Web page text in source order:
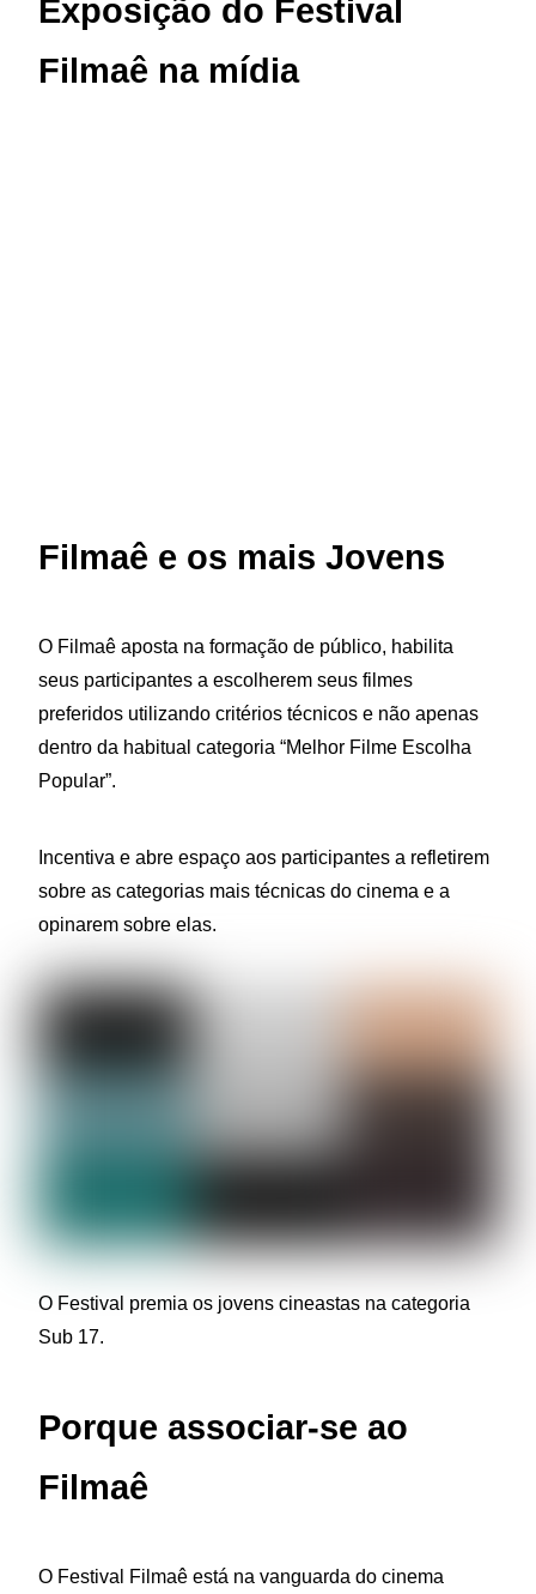
Exposição do Festival
Filmaê na mídia
Filmaê e os mais Jovens
O Filmaê aposta na formação de público, habilita
seus participantes a escolherem seus filmes
preferidos utilizando critérios técnicos e não apenas
dentro da habitual categoria “Melhor Filme Escolha
Popular”.
Incentiva e abre espaço aos participantes a refletirem
sobre as categorias mais técnicas do cinema e a
opinarem sobre elas.
O Festival premia os jovens cineastas na categoria
Sub 17.
Porque associar-se ao
Filmaê
O Festival Filmaê está na vanguarda do cinema